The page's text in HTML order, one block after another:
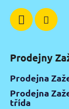
Prodejny
Prodejna
Prodejna
třída